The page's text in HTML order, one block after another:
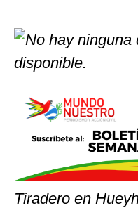
Tiradero en